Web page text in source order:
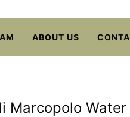
ABOUT US
Marcopolo